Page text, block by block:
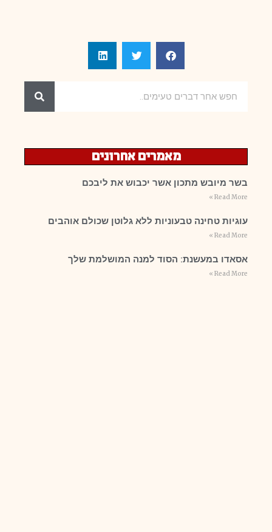
מאמרים אחרונים
בשר מיובש מתכון אשר יכבוש את ליבכם
Read More »
עוגיות טחינה טבעוניות ללא גלוטן שכולם אוהבים
Read More »
אסאדו במעשנת: הסוד למנה המושלמת שלך
Read More »